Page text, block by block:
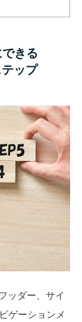
きる
ップ
ッダー、サイ
ゲーションメ